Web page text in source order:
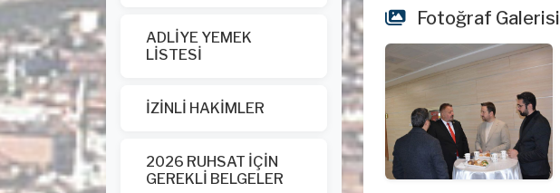
ADLİYE YEMEK
LİSTESİ
İZİNLİ HAKİMLER
2026 RUHSAT İÇİN
GEREKLİ BELGELER
Fotoğraf Galerisi